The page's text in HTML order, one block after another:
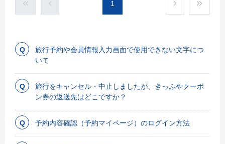
1
旅行予約や会員情報入力画面で使用できない文字につ
いて
旅行をキャンセル・中止しましたが、きっぷやクーポ
ン券の返送先はどこですか？
予約内容確認（予約マイページ）のログイン方法